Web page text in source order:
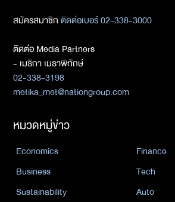
สมัครสมาชิกติดต่อเบอร์ 02-338-3000
ติดต่อ Media Partners
- เมธิกา เมธาพิทักษ์
02-338-3198
metika_met@nationgroup.com
หมวดหมู่ข่าว
Economics
Finance
Business
Tech
Sustainability
Auto